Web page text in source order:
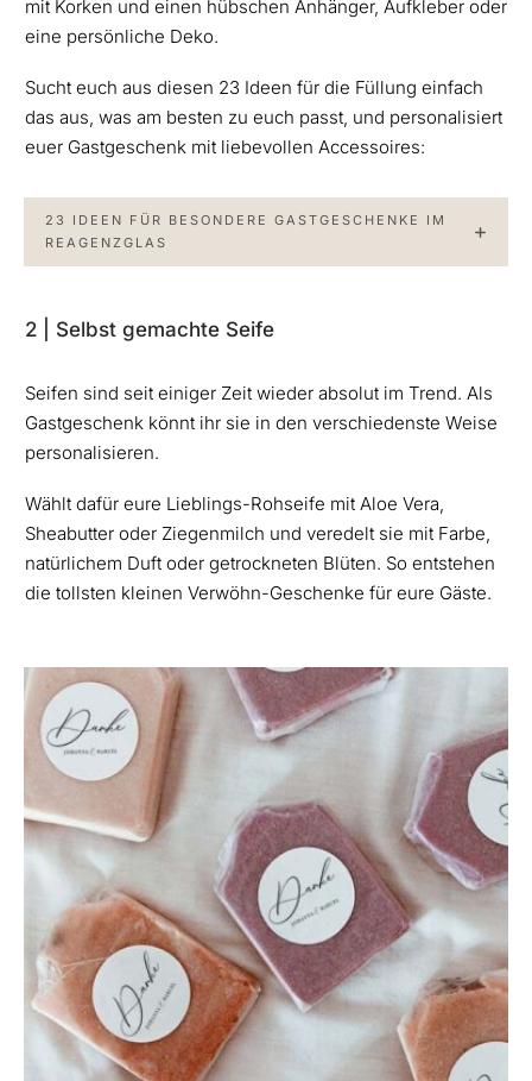
mit Korken und einen hübschen Anhänger, Aufkleber oder
eine persönliche Deko.
Sucht euch aus diesen 23 Ideen für die Füllung einfach
das aus, was am besten zu euch passt, und personalisiert
euer Gastgeschenk mit liebevollen Accessoires:
23 IDEEN FÜR BESONDERE GASTGESCHENKE IM
REAGENZGLAS
2 | Selbst gemachte Seife
Seifen sind seit einiger Zeit wieder absolut im Trend. Als
Gastgeschenk könnt ihr sie in den verschiedenste Weise
personalisieren.
Wählt dafür eure Lieblings-Rohseife mit Aloe Vera,
Sheabutter oder Ziegenmilch und veredelt sie mit Farbe,
natürlichem Duft oder getrockneten Blüten. So entstehen
die tollsten kleinen Verwöhn-Geschenke für eure Gäste.